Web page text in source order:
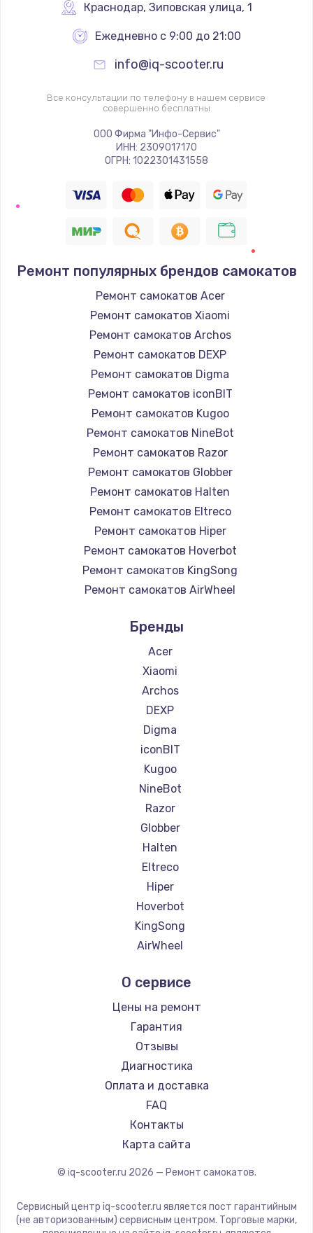
Краснодар, Зиповская улица, 1
Ежедневно с 9:00 до 21:00
info@iq-scooter.ru
Все консультации по телефону в нашем сервисе
совершенно бесплатны
ООО Фирма "Инфо-Сервис"
ИНН: 2309017170
ОГРН: 1022301431558
Ремонт популярных брендов самокатов
Ремонт самокатов Acer
Ремонт самокатов Xiaomi
Ремонт самокатов Archos
Ремонт самокатов DEXP
Ремонт самокатов Digma
Ремонт самокатов iconBIT
Ремонт самокатов Kugoo
Ремонт самокатов NineBot
Ремонт самокатов Razor
Ремонт самокатов Globber
Ремонт самокатов Halten
Ремонт самокатов Eltreco
Ремонт самокатов Hiper
Ремонт самокатов Hoverbot
Ремонт самокатов KingSong
Ремонт самокатов AirWheel
Ремонт самокатов Hunter
Ремонт самокатов Shorner
Ремонт самокатов Joyor
Ремонт самокатов Minimotors
Ремонт самокатов Bork
Ремонт самокатов Segway
Ремонт самокатов KIRIN
Бренды
Acer
Xiaomi
Archos
DEXP
Digma
iconBIT
Kugoo
NineBot
Razor
Globber
Halten
Eltreco
Hiper
Hoverbot
KingSong
AirWheel
Hunter
Shorner
Joyor
Minimotors
Bork
Segway
KIRIN
О сервисе
Цены на ремонт
Гарантия
Отзывы
Диагностика
Оплата и доставка
FAQ
Контакты
Карта сайта
© iq-scooter.ru 2026 — Ремонт самокатов.
Сервисный центр iq-scooter.ru является пост гарантийным
(не авторизованным) сервисным центром. Торговые марки,